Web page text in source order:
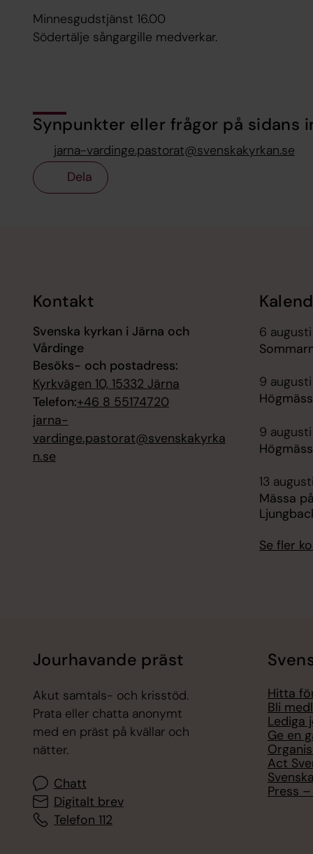
Minnesgudstjänst 16.00
Södertälje sångargille medverkar.
Synpunkter eller frågor på sidans
jarna-vardinge.pastorat@svenskakyrkan.se
Dela
Kontakt
Svenska kyrkan i Järna och
Vårdinge
Besöks- och postadress:
Kyrkvägen 10, 15332 Järna
Telefon:+46 8 55174720
jarna-
vardinge.pastorat@svenskakyrka
n.se
6 augusti
9 augusti
9
13
Mässa
Se fler
Jourhavande präst
Akut samtals- och krisstöd.
Prata eller chatta anonymt
med en präst på kvällar och
nätter.
Chatt
Digitalt brev
Telefon 112
Hitta
Bli
Lediga
Ge en
Act
Press